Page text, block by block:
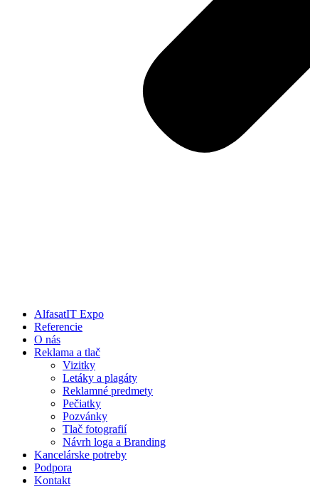
AlfasatIT Expo
Referencie
O nás
Reklama a tlač
Vizitky
Letáky a plagáty
Reklamné predmety
Pečiatky
Pozvánky
Tlač fotografií
Návrh loga a Branding
Kancelárske potreby
Podpora
Kontakt